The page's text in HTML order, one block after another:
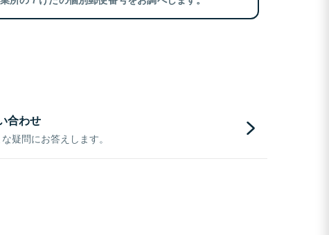
合わせ
疑問にお答えします。